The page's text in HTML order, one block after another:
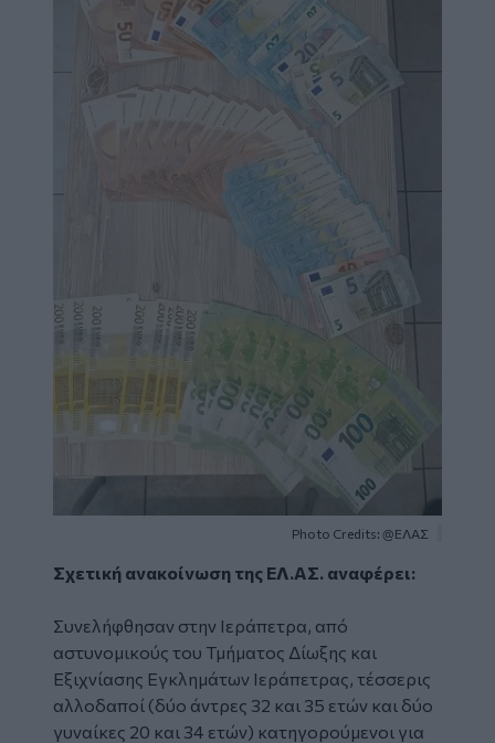
Photo Credits: @ΕΛΑΣ
Σχετική ανακοίνωση της ΕΛ.ΑΣ. αναφέρει:
Συνελήφθησαν στην Ιεράπετρα, από
αστυνομικούς του Τμήματος Δίωξης και
Εξιχνίασης Εγκλημάτων Ιεράπετρας, τέσσερις
αλλοδαποί (δύο άντρες 32 και 35 ετών και δύο
γυναίκες 20 και 34 ετών) κατηγορούμενοι για